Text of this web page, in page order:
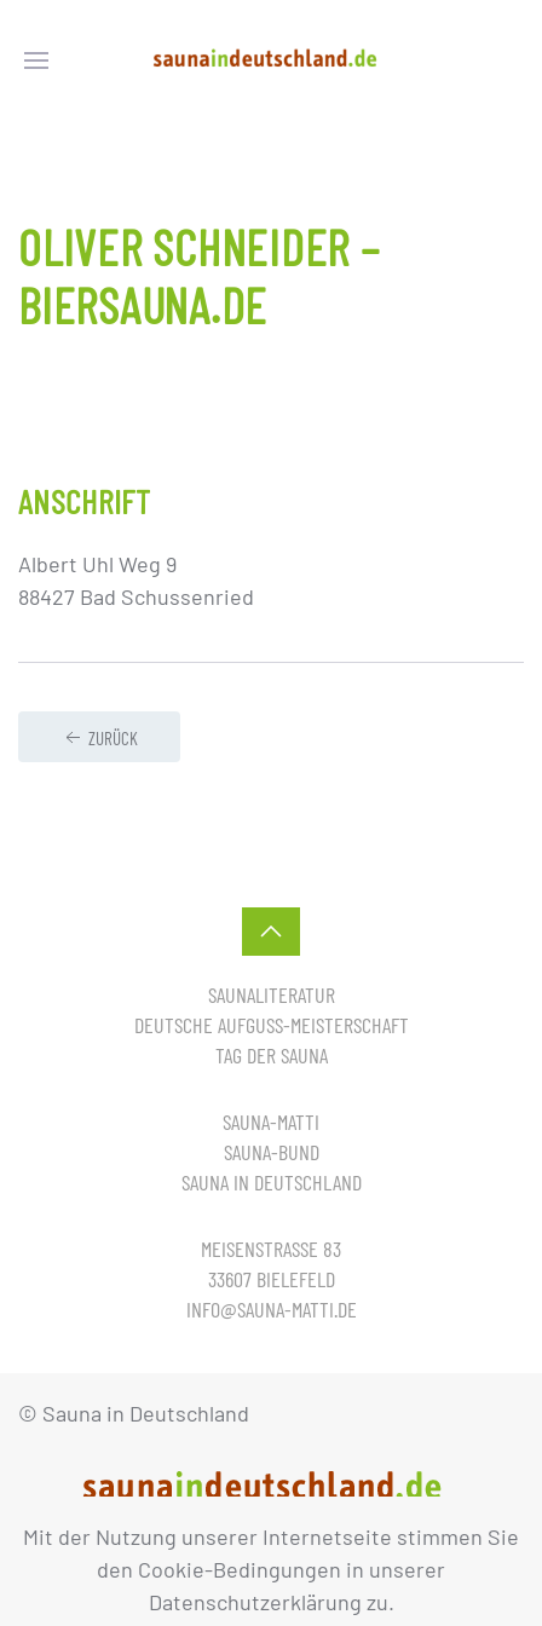
Mit der Nutzung unserer Internetseite stimmen Sie
den Cookie-Bedingungen in unserer
Datenschutzerklärung zu.
OLIVER SCHNEIDER –
BIERSAUNA.DE
ANSCHRIFT
Albert Uhl Weg 9
88427 Bad Schussenried
ZURÜCK
SAUNALITERATUR
DEUTSCHE AUFGUSS-MEISTERSCHAFT
TAG DER SAUNA
SAUNA-MATTI
SAUNA-BUND
SAUNA IN DEUTSCHLAND
MEISENSTRASSE 83
33607 BIELEFELD
INFO@SAUNA-MATTI.DE
© Sauna in Deutschland
IMPRESSUM DATENSCHUTZ